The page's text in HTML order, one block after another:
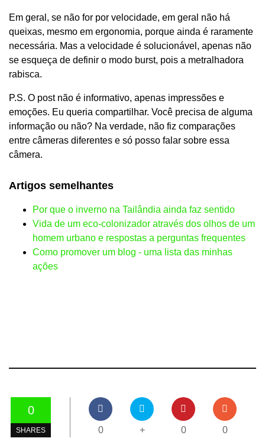
Em geral, se não for por velocidade, em geral não há
queixas, mesmo em ergonomia, porque ainda é raramente
necessária. Mas a velocidade é solucionável, apenas não
se esqueça de definir o modo burst, pois a metralhadora
rabisca.
P.S. O post não é informativo, apenas impressões e
emoções. Eu queria compartilhar. Você precisa de alguma
informação ou não? Na verdade, não fiz comparações
entre câmeras diferentes e só posso falar sobre essa
câmera.
Artigos semelhantes
Por que o inverno na Tailândia ainda faz sentido
Vida de um eco-colonizador através dos olhos de um
homem urbano e respostas a perguntas frequentes
Como promover um blog - uma lista das minhas
ações
0
SHARES 0 + 0 0